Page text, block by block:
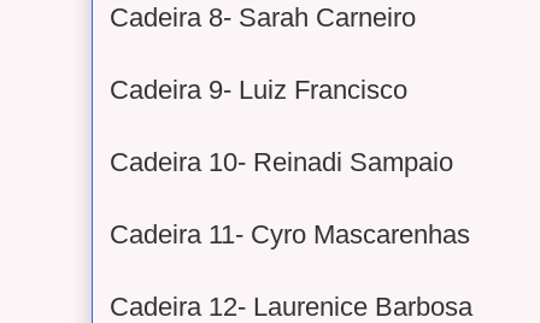
Cadeira 8- Sarah Carneiro
Cadeira 9- Luiz Francisco
Cadeira 10- Reinadi Sampaio
Cadeira 11- Cyro Mascarenhas
Cadeira 12- Laurenice Barbosa